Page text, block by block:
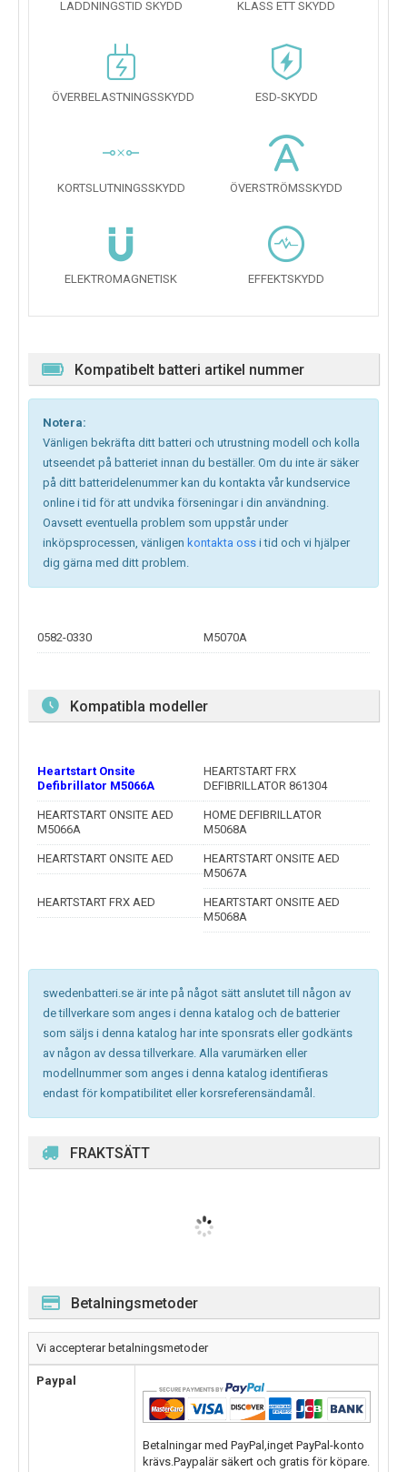
LADDNINGSTID SKYDD KLASS ETT SKYDD
ÖVERBELASTNINGSSKYDD ESD-SKYDD
KORTSLUTNINGSSKYDD ÖVERSTRÖMSSKYDD
ELEKTROMAGNETISK EFFEKTSKYDD
Kompatibelt batteri artikel nummer
Notera:
Vänligen bekräfta ditt batteri och utrustning modell och kolla
utseendet på batteriet innan du beställer. Om du inte är säker
på ditt batteridelenummer kan du kontakta vår kundservice
online i tid för att undvika förseningar i din användning.
Oavsett eventuella problem som uppstår under
inköpsprocessen, vänligen kontakta oss i tid och vi hjälper
dig gärna med ditt problem.
0582-0330 M5070A
Kompatibla modeller
Heartstart Onsite
Defibrillator M5066A
HEARTSTART FRX
DEFIBRILLATOR 861304
HEARTSTART ONSITE AED
M5066A
HOME DEFIBRILLATOR
M5068A
HEARTSTART ONSITE AED
HEARTSTART ONSITE AED
M5067A
HEARTSTART FRX AED
HEARTSTART ONSITE AED
M5068A
swedenbatteri.se är inte på något sätt anslutet till någon av
de tillverkare som anges i denna katalog och de batterier
som säljs i denna katalog har inte sponsrats eller godkänts
av någon av dessa tillverkare. Alla varumärken eller
modellnummer som anges i denna katalog identifieras
endast för kompatibilitet eller korsreferensändamål.
FRAKTSÄTT
Betalningsmetoder
Vi accepterar betalningsmetoder
Paypal
Betalningar med PayPal,inget PayPal-konto
krävs.Paypalär säkert och gratis för köpare.